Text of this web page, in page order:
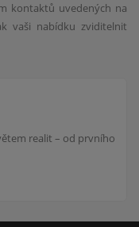
kontaktů uvedených na
vaši nabídku zviditelnit
realit – od prvního